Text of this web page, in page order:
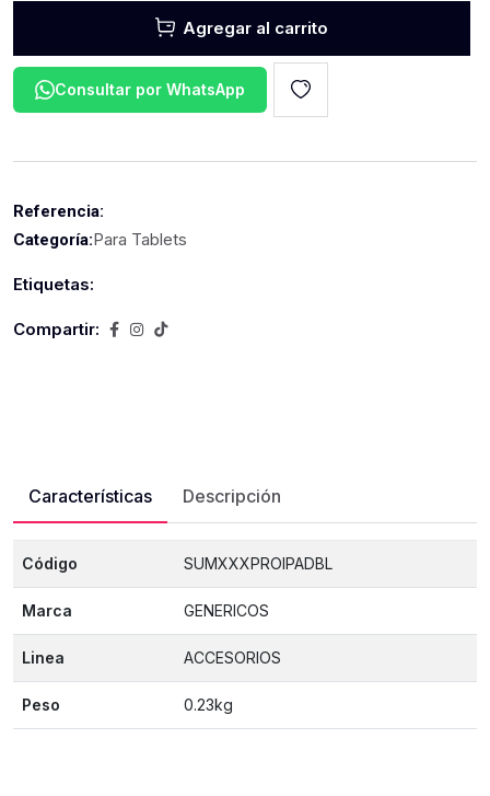
Agregar al carrito
Consultar por WhatsApp
Referencia:
Categoría:Para Tablets
Etiquetas:
Compartir:
Características Descripción
Código SUMXXXPROIPADBL
Marca GENERICOS
Linea ACCESORIOS
Peso 0.23kg